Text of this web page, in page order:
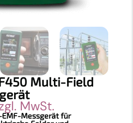
Multi-Field
MwSt.
Messgerät für